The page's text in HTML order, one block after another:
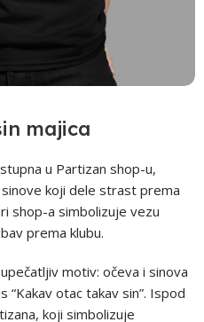
majica
u Partizan shop-u,
koji dele strast prema
shop-a simbolizuje vezu
prema klubu.
motiv: očeva i sinova
“Kakav otac takav sin”. Ispod
koji simbolizuje